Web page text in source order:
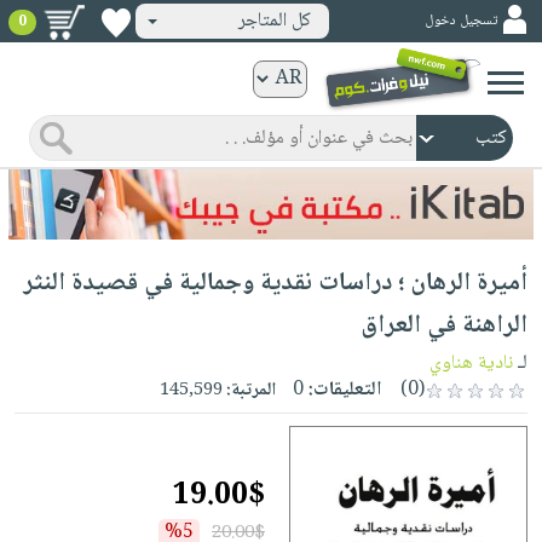
ورقية
المواضيع
صدر
حديثاً
الأكثر
مبيعاً
جوائز
شحن
مخفض
عروض
صفحات
مشوقة
كتب
الكترونية
الرئيسية
صدر
حديثاً
الأكثر
مبيعاً
مجانية
كتب
صوتية
الصفحة
الرئيسية
بلا
حدود
أطفال
وناشئة
الصفحة
وسائل
تسجيل دخول كل المتاجر 0
أميرة الرهان ؛ دراسات نقدية وجمالية في قصيدة النثر
الراهنة في العراق
لـنادية هناوي
(0)
التعليقات:0 المرتبة:145,599
19.00$
20.00$
%5